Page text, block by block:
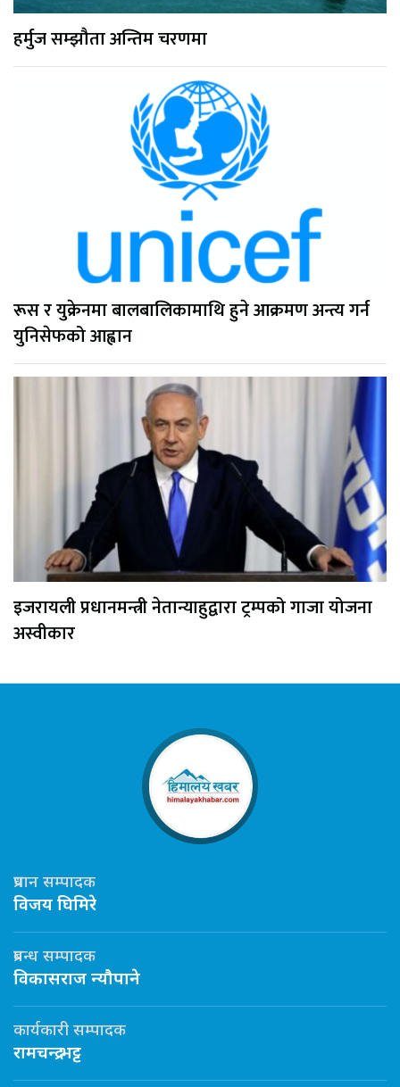
हर्मुज सम्झौता अन्तिम चरणमा
रूस र युक्रेनमा बालबालिकामाथि हुने आक्रमण अन्त्य गर्न
युनिसेफको आह्वान
इजरायली प्रधानमन्त्री नेतान्याहुद्वारा ट्रम्पको गाजा योजना
अस्वीकार
प्रधान सम्पादक
विजय घिमिरे
प्रबन्ध सम्पादक
विकासराज न्यौपाने
कार्यकारी सम्पादक
रामचन्द्र भट्ट